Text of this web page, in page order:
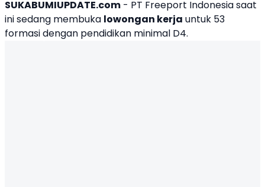
SUKABUMIUPDATE.com - PT Freeport Indonesia saat
ini sedang membuka lowongan kerja untuk 53
formasi dengan pendidikan minimal D4.